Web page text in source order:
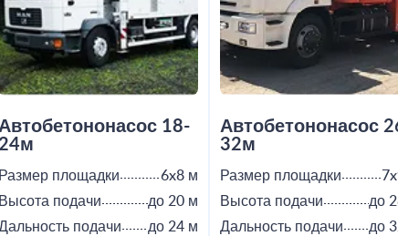
18-
Размер площадки
6x8 м
Высота подачи
до 20 м
подачи
до 24 м
Автобетононасос
32м
Размер площадки
Высота подачи
до
Дальность подачи
до